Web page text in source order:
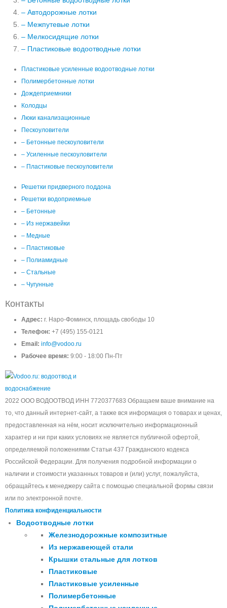
– Автодорожные лотки
– Межпутевые лотки
– Мелкосидящие лотки
– Пластиковые водоотводные лотки
Пластиковые усиленные водоотводные лотки
Полимербетонные лотки
Дождеприемники
Колодцы
Люки канализационные
Пескоуловители
– Бетонные пескоуловители
– Усиленные пескоуловители
– Пластиковые пескоуловители
Решетки придверного поддона
Решетки водоприемные
– Бетонные
– Из нержавейки
– Медные
– Пластиковые
– Полиамидные
– Стальные
– Чугунные
Контакты
Адрес: г. Наро-Фоминск, площадь свободы 10
Телефон: +7 (495) 155-0121
Email: info@vodoo.ru
Рабочее время: 9:00 - 18:00 Пн-Пт
2022 ООО ВОДООТВОД ИНН 7720377683 Обращаем ваше внимание на
то, что данный интернет-сайт, а также вся информация о товарах и ценах,
предоставленная на нём, носит исключительно информационный
характер и ни при каких условиях не является публичной офертой,
определяемой положениями Статьи 437 Гражданского кодекса
Российской Федерации. Для получения подробной информации о
наличии и стоимости указанных товаров и (или) услуг, пожалуйста,
обращайтесь к менеджеру сайта с помощью специальной формы связи
или по электронной почте.
Политика конфиденциальности
Водоотводные лотки
Железнодорожные композитные
Из нержавеющей стали
Крышки стальные для лотков
Пластиковые
Пластиковые усиленные
Полимербетонные